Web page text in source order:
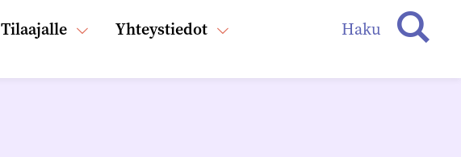
Tilaajalle Yhteystiedot Haku